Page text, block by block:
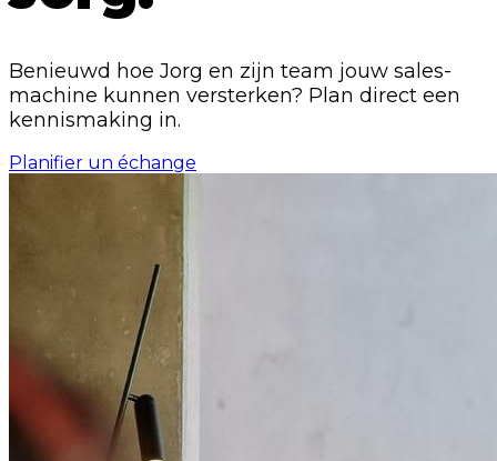
Benieuwd hoe Jorg en zijn team jouw sales-
machine kunnen versterken? Plan direct een
kennismaking in.
Planifier un échange